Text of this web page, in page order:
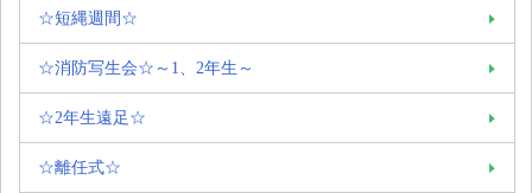
☆短縄週間☆
☆消防写生会☆～1、2年生～
☆2年生遠足☆
☆離任式☆